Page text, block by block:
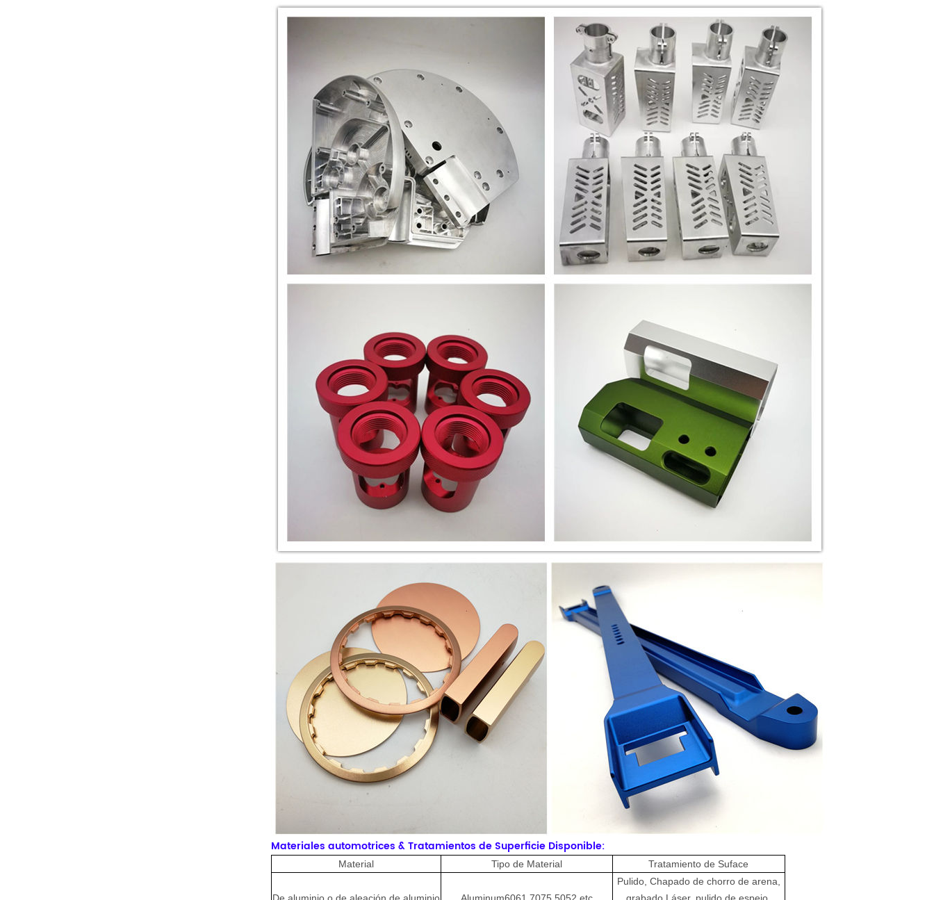
Materiales automotrices & Tratamientos de Superficie Disponible:
Material Tipo de Material Tratamiento de Suface
Pulido, Chapado de chorro de arena,